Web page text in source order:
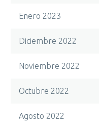
Enero 2023
Diciembre 2022
Noviembre 2022
Octubre 2022
Agosto 2022